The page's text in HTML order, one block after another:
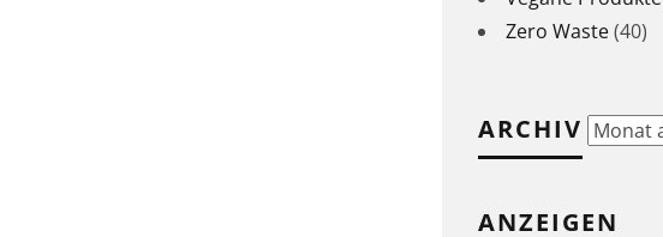
Zero Waste(40)
ARCHIV Archiv
ANZEIGEN